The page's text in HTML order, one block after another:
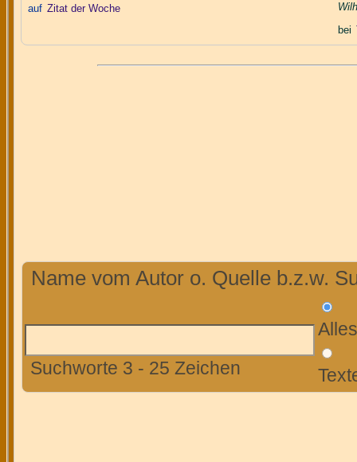
auf Zitat der Woche
bei
Name vom Autor o. Quelle b.z.w.
Suchworte 3 - 25 Zeichen
Alles